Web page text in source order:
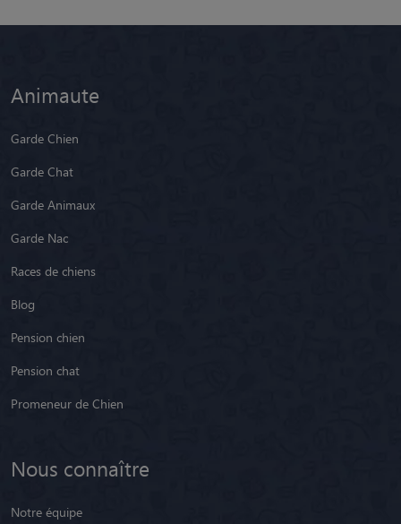
Animaute
Garde Chien
Garde Chat
Garde Animaux
Garde Nac
Races de chiens
Blog
Pension chien
Pension chat
Promeneur de Chien
Nous connaître
Notre équipe